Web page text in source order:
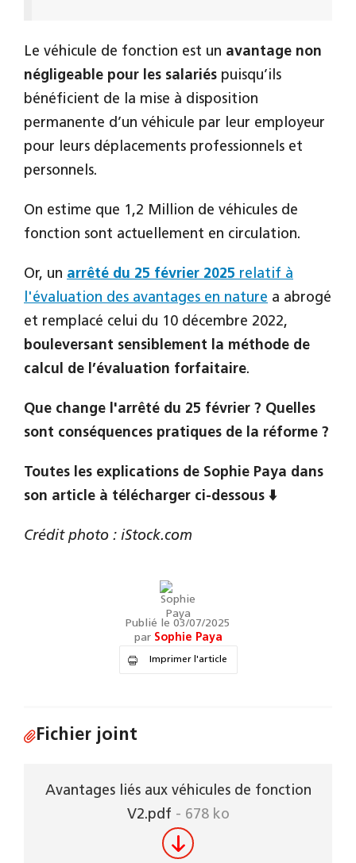
Le véhicule de fonction est un avantage non
négligeable pour les salariés puisqu’ils
bénéficient de la mise à disposition
permanente d’un véhicule par leur employeur
pour leurs déplacements professionnels et
personnels.
On estime que 1,2 Million de véhicules de
fonction sont actuellement en circulation.
Or, un arrêté du 25 février 2025 relatif à
l'évaluation des avantages en nature a abrogé
et remplacé celui du 10 décembre 2022,
bouleversant sensiblement la méthode de
calcul de l’évaluation forfaitaire.
Que change l'arrêté du 25 février ? Quelles
sont conséquences pratiques de la réforme ?
Toutes les explications de Sophie Paya dans
son article à télécharger ci-dessous ⬇️
Crédit photo : iStock.com
Publié le 03/07/2025
par Sophie Paya
Imprimer l'article
Fichier joint
Avantages liés aux véhicules de fonction
V2.pdf - 678 ko